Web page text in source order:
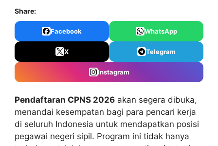
Share:
Facebook WhatsApp
X Telegram
Instagram
Pendaftaran CPNS 2026 akan segera dibuka,
menandai kesempatan bagi para pencari kerja
di seluruh Indonesia untuk mendapatkan posisi
pegawai negeri sipil. Program ini tidak hanya